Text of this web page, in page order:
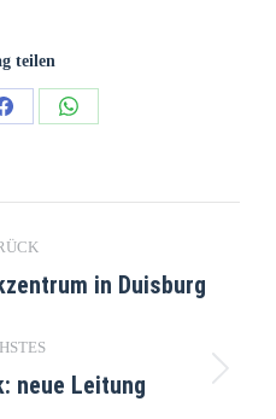
teilen
in Duisburg
neue Leitung